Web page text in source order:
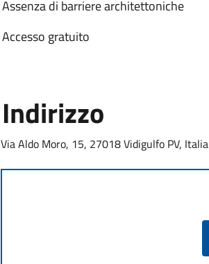
Assenza di barriere architettoniche
Accesso gratuito
Indirizzo
Via Aldo Moro, 15, 27018 Vidigulfo PV, Italia